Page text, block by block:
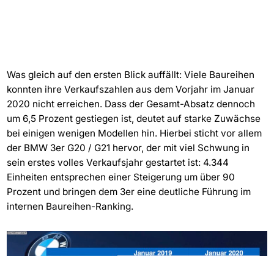
Was gleich auf den ersten Blick auffällt: Viele Baureihen
konnten ihre Verkaufszahlen aus dem Vorjahr im Januar
2020 nicht erreichen. Dass der Gesamt-Absatz dennoch
um 6,5 Prozent gestiegen ist, deutet auf starke Zuwächse
bei einigen wenigen Modellen hin. Hierbei sticht vor allem
der BMW 3er G20 / G21 hervor, der mit viel Schwung in
sein erstes volles Verkaufsjahr gestartet ist: 4.344
Einheiten entsprechen einer Steigerung um über 90
Prozent und bringen dem 3er eine deutliche Führung im
internen Baureihen-Ranking.